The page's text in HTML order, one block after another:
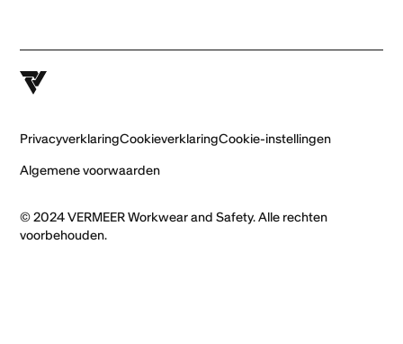
PrivacyverklaringCookieverklaringCookie-instellingen
Algemene voorwaarden
© 2024 VERMEER Workwear and Safety. Alle rechten
voorbehouden.